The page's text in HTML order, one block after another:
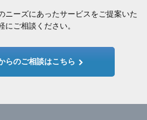
ニーズにあったサービスをご提案いた
にご相談ください。
らのご相談はこちら